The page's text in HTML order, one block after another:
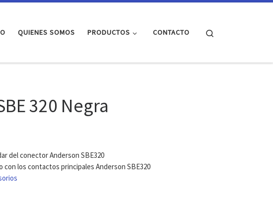
QUIENES SOMOS PRODUCTOS CONTACTO
320 Negra
del conector Anderson SBE320
con los contactos principales Anderson SBE320